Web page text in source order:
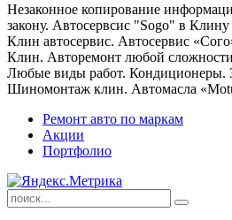
Незаконное копирование
закону. Автосервсис "Sogo" в
Клин автосервис. Автосервис
Клин. Авторемонт любой
Любые виды работ. Кондиционеры.
Шиномонтаж клин. Автомасла
Ремонт авто по маркам
Акции
Портфолио